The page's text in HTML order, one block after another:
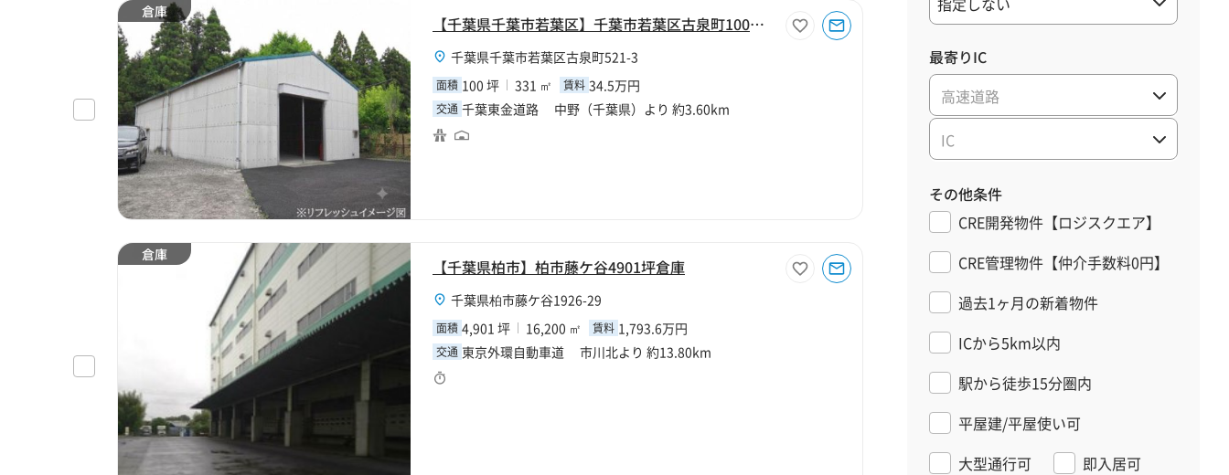
倉庫
【千葉県千葉市若葉区】千葉市若葉区古泉町100坪倉庫
千葉県千葉市若葉区古泉町521-3
面積 100 坪 331 ㎡ 賃料 34.5万円
交通 千葉東金道路 中野（千葉県）より 約3.60km
倉庫
【千葉県柏市】柏市藤ケ谷4901坪倉庫
千葉県柏市藤ケ谷1926-29
面積 4,901 坪 16,200 ㎡ 賃料 1,793.6万円
交通 東京外環自動車道 市川北より 約13.80km
最寄りIC
高速道路
IC
その他条件
CRE開発物件【ロジスクエア】
CRE管理物件【仲介手数料0円】
過去1ヶ月の新着物件
ICから5km以内
駅から徒歩15分圏内
平屋建/平屋使い可
大型通行可
即入居可